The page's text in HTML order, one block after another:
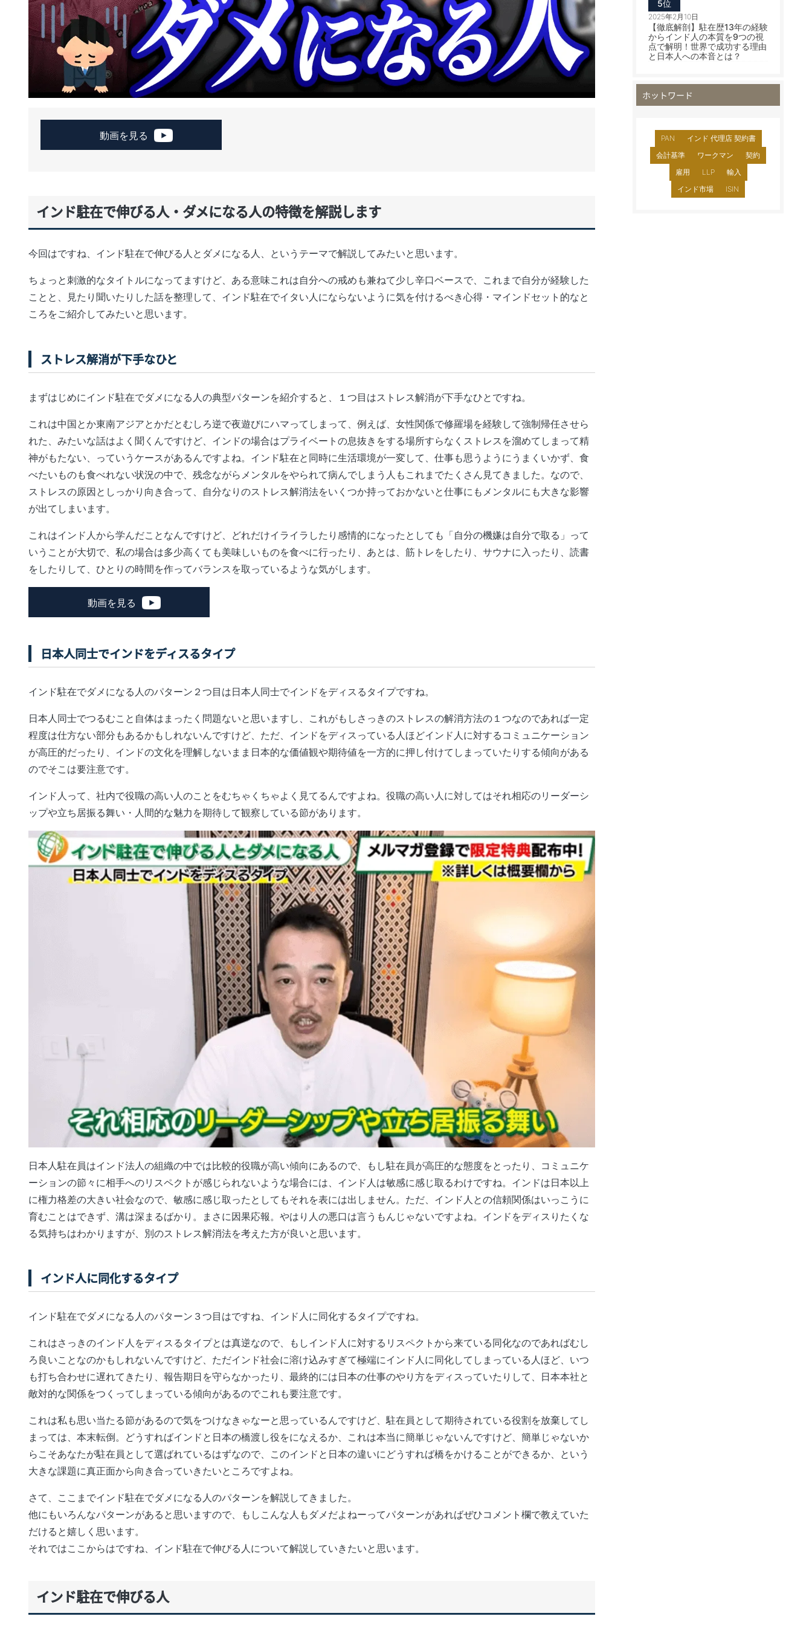
動画を見る
インド駐在で伸びる人・ダメになる人の特徴を解説します
今回はですね、インド駐在で伸びる人とダメになる人、というテーマで解説してみたいと思います。
ちょっと刺激的なタイトルになってますけど、ある意味これは自分への戒めも兼ねて少し辛口ベースで、これまで自分が経験した
ことと、見たり聞いたりした話を整理して、インド駐在でイタい人にならないように気を付けるべき心得・マインドセット的なと
ころをご紹介してみたいと思います。
ストレス解消が下手なひと
まずはじめにインド駐在でダメになる人の典型パターンを紹介すると、１つ目はストレス解消が下手なひとですね。
これは中国とか東南アジアとかだとむしろ逆で夜遊びにハマってしまって、例えば、女性関係で修羅場を経験して強制帰任させら
れた、みたいな話はよく聞くんですけど、インドの場合はプライベートの息抜きをする場所すらなくストレスを溜めてしまって精
神がもたない、っていうケースがあるんですよね。インド駐在と同時に生活環境が一変して、仕事も思うようにうまくいかず、食
べたいものも食べれない状況の中で、残念ながらメンタルをやられて病んでしまう人もこれまでたくさん見てきました。なので、
ストレスの原因としっかり向き合って、自分なりのストレス解消法をいくつか持っておかないと仕事にもメンタルにも大きな影響
が出てしまいます。
これはインド人から学んだことなんですけど、どれだけイライラしたり感情的になったとしても「自分の機嫌は自分で取る」って
いうことが大切で、私の場合は多少高くても美味しいものを食べに行ったり、あとは、筋トレをしたり、サウナに入ったり、読書
をしたりして、ひとりの時間を作ってバランスを取っているような気がします。
動画を見る
日本人同士でインドをディスるタイプ
インド駐在でダメになる人のパターン２つ目は日本人同士でインドをディスるタイプですね。
日本人同士でつるむこと自体はまったく問題ないと思いますし、これがもしさっきのストレスの解消方法の１つなのであれば一定
程度は仕方ない部分もあるかもしれないんですけど、ただ、インドをディスっている人ほどインド人に対するコミュニケーション
が高圧的だったり、インドの文化を理解しないまま日本的な価値観や期待値を一方的に押し付けてしまっていたりする傾向がある
のでそこは要注意です。
インド人って、社内で役職の高い人のことをむちゃくちゃよく見てるんですよね。役職の高い人に対してはそれ相応のリーダーシ
ップや立ち居振る舞い・人間的な魅力を期待して観察している節があります。
日本人駐在員はインド法人の組織の中では比較的役職が高い傾向にあるので、もし駐在員が高圧的な態度をとったり、コミュニケ
ーションの節々に相手へのリスペクトが感じられないような場合には、インド人は敏感に感じ取るわけですね。インドは日本以上
に権力格差の大きい社会なので、敏感に感じ取ったとしてもそれを表には出しません。ただ、インド人との信頼関係はいっこうに
育むことはできず、溝は深まるばかり。まさに因果応報。やはり人の悪口は言うもんじゃないですよね。インドをディスりたくな
る気持ちはわかりますが、別のストレス解消法を考えた方が良いと思います。
インド人に同化するタイプ
インド駐在でダメになる人のパターン３つ目はですね、インド人に同化するタイプですね。
これはさっきのインド人をディスるタイプとは真逆なので、もしインド人に対するリスペクトから来ている同化なのであればむし
ろ良いことなのかもしれないんですけど、ただインド社会に溶け込みすぎて極端にインド人に同化してしまっている人ほど、いつ
も打ち合わせに遅れてきたり、報告期日を守らなかったり、最終的には日本の仕事のやり方をディスっていたりして、日本本社と
敵対的な関係をつくってしまっている傾向があるのでこれも要注意です。
これは私も思い当たる節があるので気をつけなきゃなーと思っているんですけど、駐在員として期待されている役割を放棄してし
まっては、本末転倒。どうすればインドと日本の橋渡し役をになえるか、これは本当に簡単じゃないんですけど、簡単じゃないか
らこそあなたが駐在員として選ばれているはずなので、このインドと日本の違いにどうすれば橋をかけることができるか、という
大きな課題に真正面から向き合っていきたいところですよね。
さて、ここまでインド駐在でダメになる人のパターンを解説してきました。
他にもいろんなパターンがあると思いますので、もしこんな人もダメだよねーってパターンがあればぜひコメント欄で教えていた
だけると嬉しく思います。
それではここからはですね、インド駐在で伸びる人について解説していきたいと思います。
インド駐在で伸びる人
5位
2025年2月10日
【徹底解剖】駐在歴13年の経験
からインド人の本質を9つの視
点で解明！世界で成功する理由
と日本人への本音とは？
ホットワード
PAN
インド 代理店 契約書
会計基準
ワークマン
契約
雇用
LLP
輸入
インド市場
ISIN